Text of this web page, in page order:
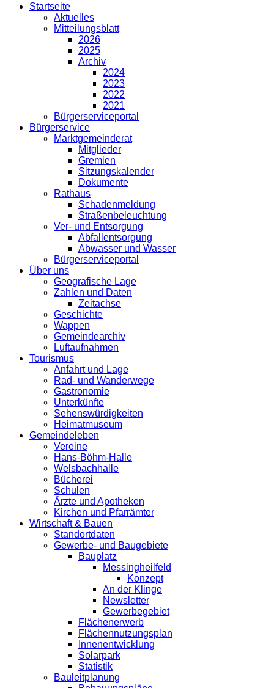
Startseite
Aktuelles
Mitteilungsblatt
2026
2025
Archiv
2024
2023
2022
2021
Bürgerserviceportal
Bürgerservice
Marktgemeinderat
Mitglieder
Gremien
Sitzungskalender
Dokumente
Rathaus
Schadenmeldung
Straßenbeleuchtung
Ver- und Entsorgung
Abfallentsorgung
Abwasser und Wasser
Bürgerserviceportal
Über uns
Geografische Lage
Zahlen und Daten
Zeitachse
Geschichte
Wappen
Gemeindearchiv
Luftaufnahmen
Tourismus
Anfahrt und Lage
Rad- und Wanderwege
Gastronomie
Unterkünfte
Sehenswürdigkeiten
Heimatmuseum
Gemeindeleben
Vereine
Hans-Böhm-Halle
Welsbachhalle
Bücherei
Schulen
Ärzte und Apotheken
Kirchen und Pfarrämter
Wirtschaft & Bauen
Standortdaten
Gewerbe- und Baugebiete
Bauplatz
Messingheilfeld
Konzept
An der Klinge
Newsletter
Gewerbegebiet
Flächenerwerb
Flächennutzungsplan
Innenentwicklung
Solarpark
Statistik
Bauleitplanung